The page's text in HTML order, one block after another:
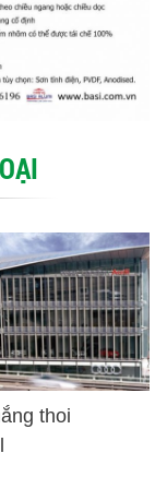
thoi